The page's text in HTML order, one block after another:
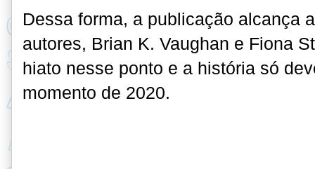
Dessa forma, a publicação alcança
autores, Brian K. Vaughan e Fiona
hiato nesse ponto e a história só
momento de 2020.